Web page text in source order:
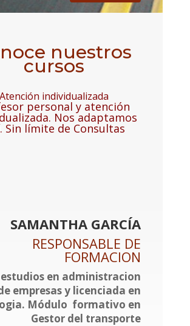
nuestros
cursos
Atención individualizada
personal y atención
Nos adaptamos
Sin límite de Consultas
SAMANTHA GARCÍA
RESPONSABLE DE
FORMACION
estudios en administracion
empresas y licenciada en
Módulo formativo en
Gestor del transporte